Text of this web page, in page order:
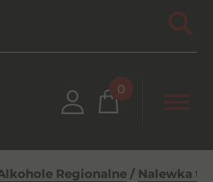
0
Regionalne / Nalewka